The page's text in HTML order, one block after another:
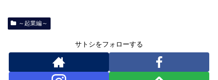
～起業編～
サトシをフォローする